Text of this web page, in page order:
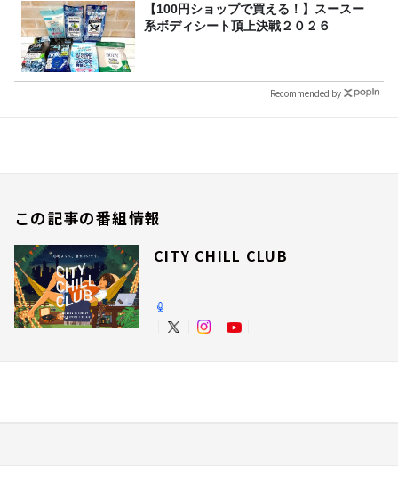
【100円ショップで買える！】スースー
系ボディシート頂上決戦２０２６
Recommended by
この記事の番組情報
CITY CHILL CLUB